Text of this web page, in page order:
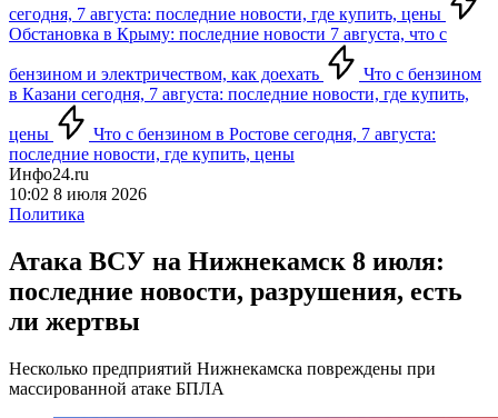
сегодня, 7 августа: последние новости, где купить, цены
Обстановка в Крыму: последние новости 7 августа, что с
бензином и электричеством, как доехать
Что с бензином
в Казани сегодня, 7 августа: последние новости, где купить,
цены
Что с бензином в Ростове сегодня, 7 августа:
последние новости, где купить, цены
Инфо24.ru
10:02 8 июля 2026
Политика
Атака ВСУ на Нижнекамск 8 июля:
последние новости, разрушения, есть
ли жертвы
Несколько предприятий Нижнекамска повреждены при
массированной атаке БПЛА